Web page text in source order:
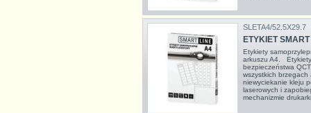
SLETA4/52.5X29.7
ETYKIET
Etykiety
arkuszu A4.
bezpieczeństwa
wszystkich brzegach
niewyciekanie kleju
laserowych i
mechanizmie